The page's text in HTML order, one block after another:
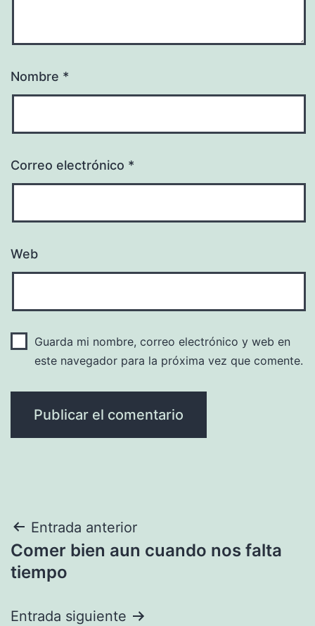
Nombre *
Correo electrónico *
Web
Guarda mi nombre, correo electrónico y web en
este navegador para la próxima vez que comente.
Navegación
de
Entrada anterior
Comer bien aun cuando nos falta
tiempo
Entrada siguiente